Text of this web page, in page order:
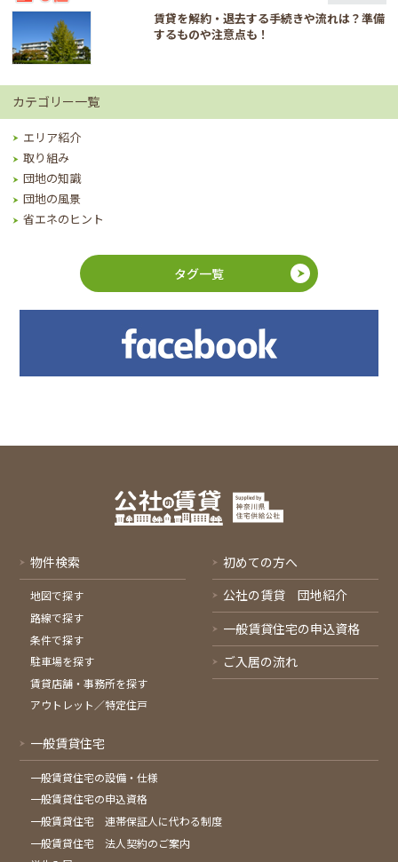
賃貸を解約・退去する手続きや流れは？準備
するものや注意点も！
カテゴリー一覧
エリア紹介
取り組み
団地の知識
団地の風景
省エネのヒント
タグ一覧
物件検索
地図で探す
路線で探す
条件で探す
駐車場を探す
賃貸店舗・事務所を探す
アウトレット／特定住戸
初めての方へ
公社の賃貸 団地紹介
一般賃貸住宅の申込資格
ご入居の流れ
一般賃貸住宅
一般賃貸住宅の設備・仕様
一般賃貸住宅の申込資格
一般賃貸住宅 連帯保証人に代わる制度
一般賃貸住宅 法人契約のご案内